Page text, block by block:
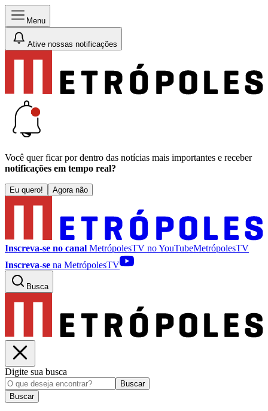
Menu
Ative nossas notificações
Você quer ficar por dentro das notícias mais importantes e receber
notificações em tempo real?
Eu quero! Agora não
Inscreva-se no canal MetrópolesTV noYouTubeMetrópolesTV
Inscreva-se na MetrópolesTV
Busca
Digite sua busca
Buscar
Buscar